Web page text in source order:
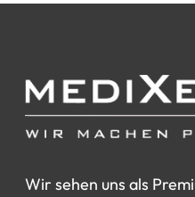
Wir sehen uns als